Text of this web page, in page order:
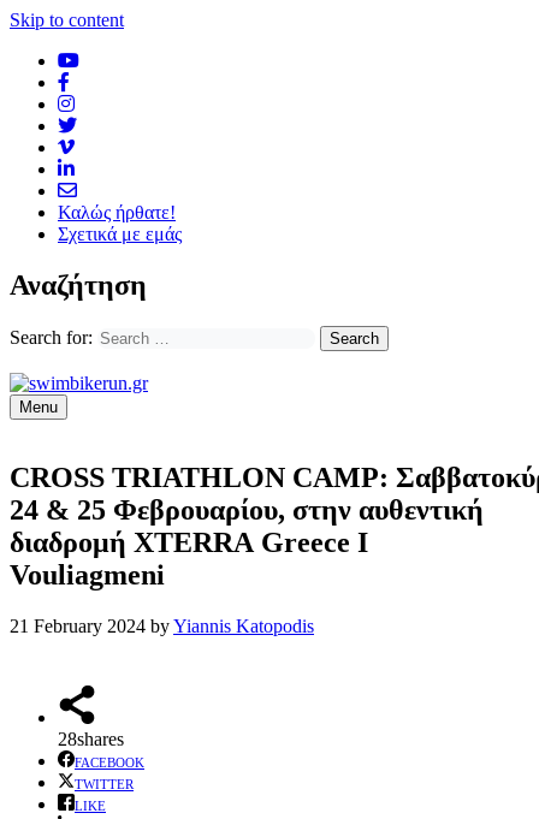
Skip to content
Καλώς ήρθατε!
Σχετικά με εμάς
Αναζήτηση
Search for:
Menu
CROSS TRIATHLON CAMP:
24 & 25 Φεβρουαρίου, στην αυθεντική
διαδρομή XTERRA Greece Ι
Vouliagmeni
21 February 2024 byYiannis Katopodis
28shares
FACEBOOK
TWITTER
LIKE